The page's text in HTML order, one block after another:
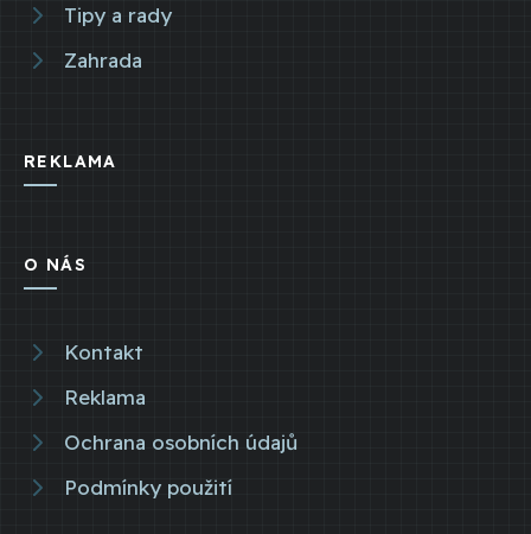
Tipy a rady
Zahrada
REKLAMA
O NÁS
Kontakt
Reklama
Ochrana osobních údajů
Podmínky použití